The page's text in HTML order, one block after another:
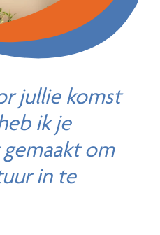
jullie komst
ik je
om
in te